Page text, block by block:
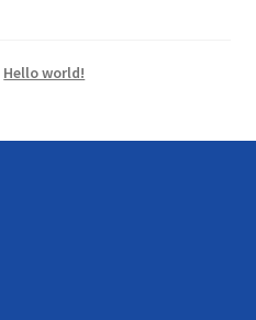
Hello world!